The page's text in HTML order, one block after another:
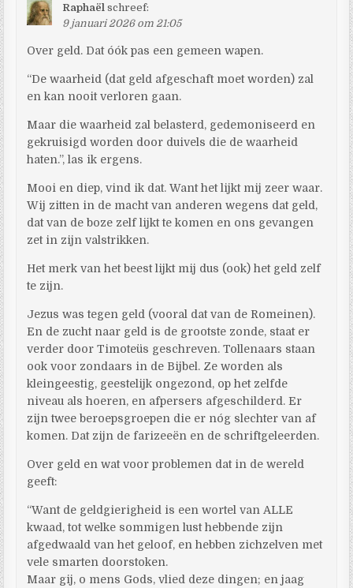
Raphaël schreef:
9 januari 2026 om 21:05
Over geld. Dat óók pas een gemeen wapen.
“De waarheid (dat geld afgeschaft moet worden) zal
en kan nooit verloren gaan.
Maar die waarheid zal belasterd, gedemoniseerd en
gekruisigd worden door duivels die de waarheid
haten.”, las ik ergens.
Mooi en diep, vind ik dat. Want het lijkt mij zeer waar.
Wij zitten in de macht van anderen wegens dat geld,
dat van de boze zelf lijkt te komen en ons gevangen
zet in zijn valstrikken.
Het merk van het beest lijkt mij dus (ook) het geld zelf
te zijn.
Jezus was tegen geld (vooral dat van de Romeinen).
En de zucht naar geld is de grootste zonde, staat er
verder door Timoteüs geschreven. Tollenaars staan
ook voor zondaars in de Bijbel. Ze worden als
kleingeestig, geestelijk ongezond, op het zelfde
niveau als hoeren, en afpersers afgeschilderd. Er
zijn twee beroepsgroepen die er nóg slechter van af
komen. Dat zijn de farizeeën en de schriftgeleerden.
Over geld en wat voor problemen dat in de wereld
geeft:
“Want de geldgierigheid is een wortel van ALLE
kwaad, tot welke sommigen lust hebbende zijn
afgedwaald van het geloof, en hebben zichzelven met
vele smarten doorstoken.
Maar gij, o mens Gods, vlied deze dingen; en jaag